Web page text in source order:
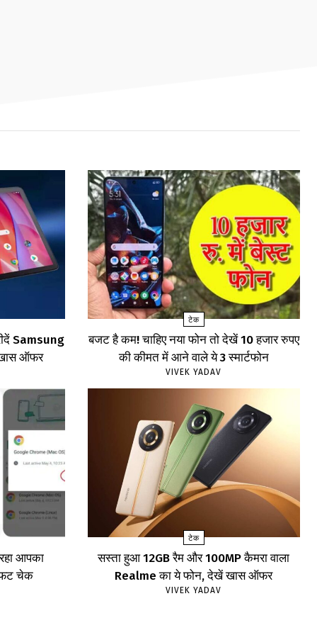
Samsung
ऑफर
टेक
बजट है कम! चाहिए नया फोन तो देखें 10 हजार रुपए
की कीमत में आने वाले ये 3 स्मार्टफोन
VIVEK YADAV
आपका
चेक
टेक
सस्ता हुआ 12GB रैम और 100MP कैमरा वाला
Realme का ये फोन, देखें खास ऑफर
VIVEK YADAV